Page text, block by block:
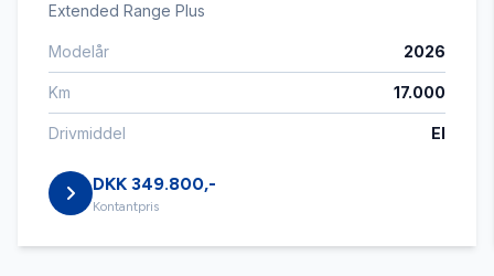
Musikstreaming via bluetooth
Parkeringssensor bagved
Stofsæder
Extended Range Plus
Modelår 2026
Km 17.000
Drivmiddel El
DKK 349.800,-
Kontantpris